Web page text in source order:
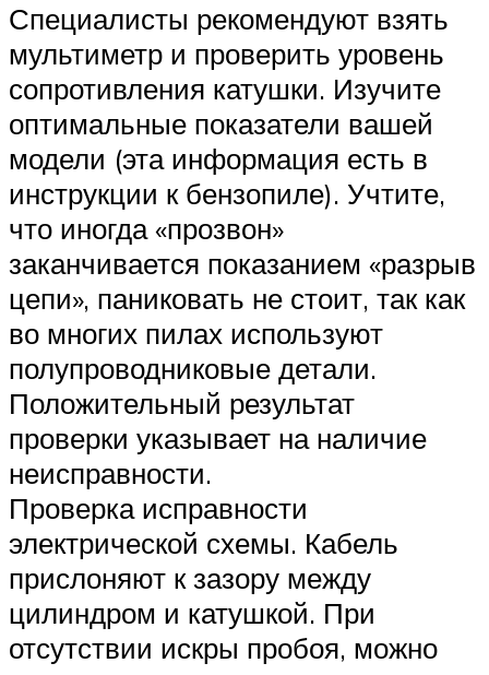
Специалисты рекомендуют взять
мультиметр и проверить уровень
сопротивления катушки. Изучите
оптимальные показатели вашей
модели (эта информация есть в
инструкции к бензопиле). Учтите,
что иногда «прозвон»
заканчивается показанием «разрыв
цепи», паниковать не стоит, так как
во многих пилах используют
полупроводниковые детали.
Положительный результат
проверки указывает на наличие
неисправности.
Проверка исправности
электрической схемы. Кабель
прислоняют к зазору между
цилиндром и катушкой. При
отсутствии искры пробоя, можно